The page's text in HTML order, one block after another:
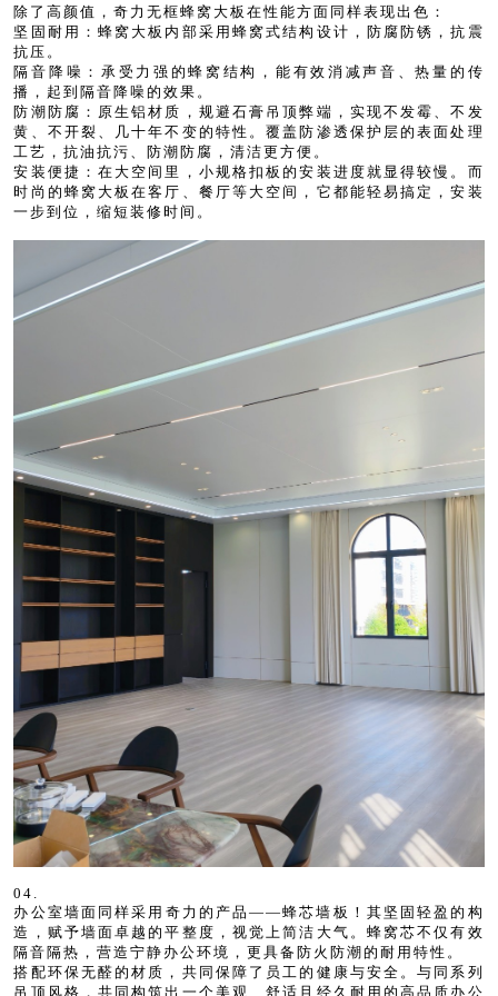
除了高颜值，奇力无框蜂窝大板在性能方面同样表现出色：
坚固耐用：蜂窝大板内部采用蜂窝式结构设计，防腐防锈，抗震
抗压。
隔音降噪：承受力强的蜂窝结构，能有效消减声音、热量的传
播，起到隔音降噪的效果。
防潮防腐：原生铝材质，规避石膏吊顶弊端，实现不发霉、不发
黄、不开裂、几十年不变的特性。覆盖防渗透保护层的表面处理
工艺，抗油抗污、防潮防腐，清洁更方便。
安装便捷：在大空间里，小规格扣板的安装进度就显得较慢。而
时尚的蜂窝大板在客厅、餐厅等大空间，它都能轻易搞定，安装
一步到位，缩短装修时间。
04.
办公室墙面同样采用奇力的产品——蜂芯墙板！其坚固轻盈的构
造，赋予墙面卓越的平整度，视觉上简洁大气。蜂窝芯不仅有效
隔音隔热，营造宁静办公环境，更具备防火防潮的耐用特性。
搭配环保无醛的材质，共同保障了员工的健康与安全。与同系列
吊顶风格，共同构筑出一个美观、舒适且经久耐用的高品质办公